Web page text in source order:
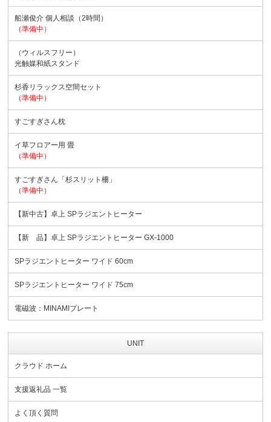
船瀬俊介 個人相談（2時間）
（準備中）
（ウィルスフリー）
光触媒和紙スタンド
杉香リラックス空間セット
（準備中）
すごすぎさん枕
イ草フロアー用 畳
（準備中）
すごすぎさん「杉スリット柵」
（準備中）
【新中古】卓上 SPラジエントヒーター
【新 品】卓上 SPラジエントヒーター GX-1000
SPラジエントヒーター ワイド 60cm
SPラジエントヒーター ワイド 75cm
電磁波：MINAMIプレート
UNIT
クラウド ホーム
支援返礼品 一覧
よく頂く質問